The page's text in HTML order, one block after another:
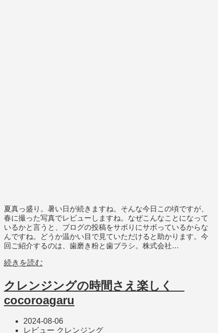
夏真っ盛り。暑い日が続きますね。そんな今日この頃ですが、
春に撮った写真でレビューしますね。なぜこんなことになって
いるかと言うと、ブログの投稿をサボりにサボっているからな
んですね。どうか温かい目で見ていただけると助かります。今
回ご紹介するのは、歯磨き粉と歯ブラシ。株式会社…
続きを読む
クレンジングの時間さえ楽しく
cocoroagaru
2024-08-06
レビュー クレンジング